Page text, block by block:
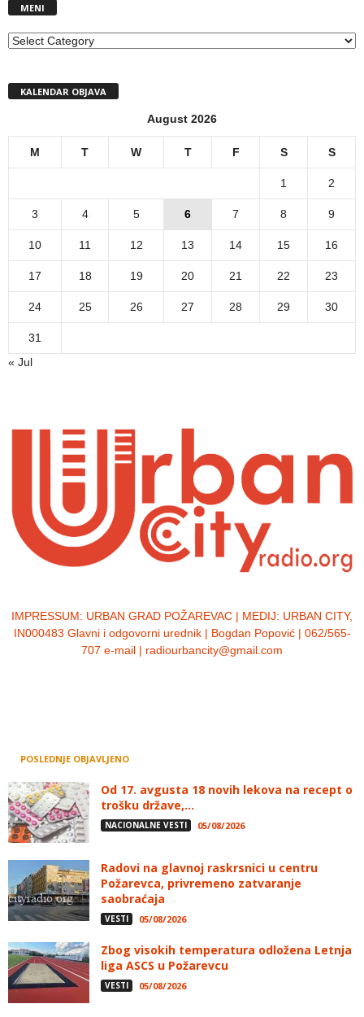
MENI
MENI
KALENDAR OBJAVA
August 2026
M T W T F S S
1 2
3 4 5 6 7 8 9
10 11 12 13 14 15 16
17 18 19 20 21 22 23
24 25 26 27 28 29 30
31
« Jul
IMPRESSUM: URBAN GRAD POŽAREVAC | MEDIJ: URBAN CITY,
IN000483 Glavni i odgovorni urednik | Bogdan Popović | 062/565-
707 e-mail | radiourbancity@gmail.com
POSLEDNJE OBJAVLJENO
Od 17. avgusta 18 novih lekova na recept o
trošku države,...
NACIONALNE VESTI 05/08/2026
Radovi na glavnoj raskrsnici u centru
Požarevca, privremeno zatvaranje
saobraćaja
VESTI 05/08/2026
Zbog visokih temperatura odložena Letnja
liga ASCS u Požarevcu
VESTI 05/08/2026